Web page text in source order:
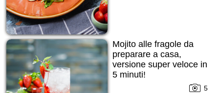
Mojito alle fragole da
preparare a casa,
versione super veloce in
5 minuti!
5